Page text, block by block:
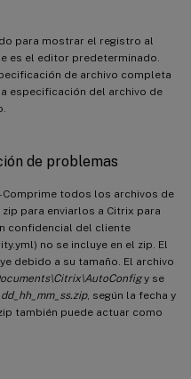
para mostrar el registro al
es el editor predeterminado.
de archivo completa
especificación del archivo de
de problemas
Comprime todos los archivos de
para enviarlos a Citrix para
confidencial del cliente
no se incluye en el zip. El
debido a su tamaño. El archivo
y se
, según la fecha y
también puede actuar como